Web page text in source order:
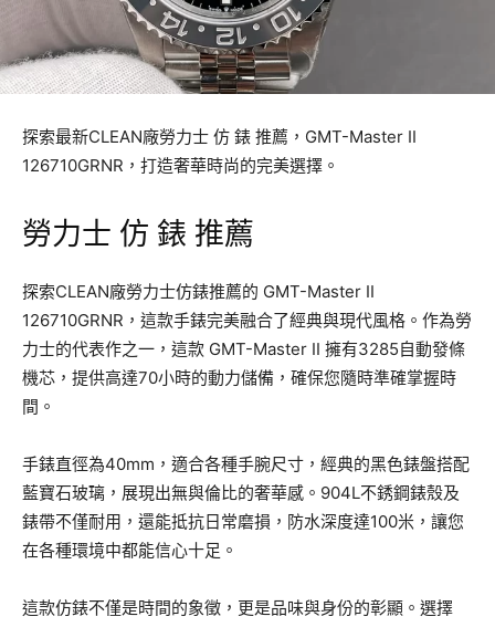
探索最新CLEAN廠勞力士 仿 錶 推薦，GMT-Master II
126710GRNR，打造奢華時尚的完美選擇。
勞力士 仿 錶 推薦
探索CLEAN廠勞力士仿錶推薦的 GMT-Master II
126710GRNR，這款手錶完美融合了經典與現代風格。作為勞
力士的代表作之一，這款 GMT-Master II 擁有3285自動發條
機芯，提供高達70小時的動力儲備，確保您隨時準確掌握時
間。
手錶直徑為40mm，適合各種手腕尺寸，經典的黑色錶盤搭配
藍寶石玻璃，展現出無與倫比的奢華感。904L不銹鋼錶殼及
錶帶不僅耐用，還能抵抗日常磨損，防水深度達100米，讓您
在各種環境中都能信心十足。
這款仿錶不僅是時間的象徵，更是品味與身份的彰顯。選擇